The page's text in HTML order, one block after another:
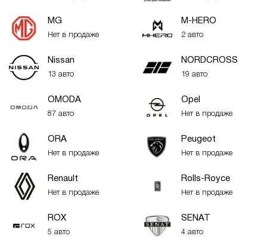
MG
Нет в продаже
M-HERO
2 авто
Nissan
13 авто
NORDCROSS
19 авто
OMODA
87 авто
Opel
Нет в продаже
ORA
Нет в продаже
Peugeot
Нет в продаже
Renault
Нет в продаже
Rolls-Royce
Нет в продаже
ROX
5 авто
SENAT
4 авто